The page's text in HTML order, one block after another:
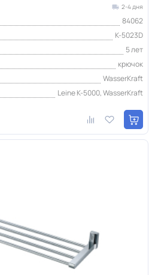
2-4 дня
84062
K-5023D
5 лет
крючок
WasserKraft
Leine K-5000, WasserKraft